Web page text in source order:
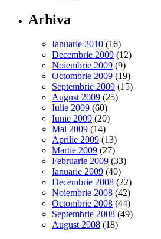
Arhiva
Ianuarie 2010 (16)
Decembrie 2009 (12)
Noiembrie 2009 (9)
Octombrie 2009 (19)
Septembrie 2009 (15)
August 2009 (25)
Iulie 2009 (60)
Iunie 2009 (20)
Mai 2009 (14)
Aprilie 2009 (13)
Martie 2009 (27)
Februarie 2009 (33)
Ianuarie 2009 (40)
Decembrie 2008 (22)
Noiembrie 2008 (42)
Octombrie 2008 (44)
Septembrie 2008 (49)
August 2008 (18)